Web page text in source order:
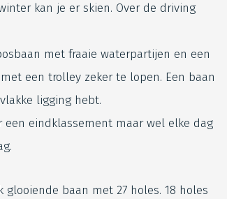
kan je er skien. Over de driving
met fraaie waterpartijen en een
een trolley zeker te lopen. Een baan
ligging hebt.
eindklassement maar wel elke dag
baan met 27 holes. 18 holes